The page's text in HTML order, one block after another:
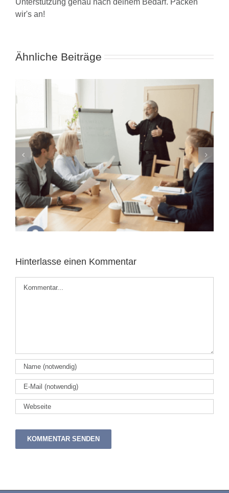
wir's an!
Ähnliche Beiträge
Förderdarlehen für Gründer: Günstig
finanzieren mit Plan
Hinterlasse einen Kommentar